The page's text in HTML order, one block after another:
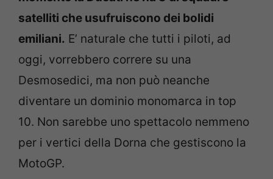
satelliti che usufruiscono dei bolidi
emiliani. E’ naturale che tutti i piloti, ad
oggi, vorrebbero correre su una
Desmosedici, ma non può neanche
diventare un dominio monomarca in top
10. Non sarebbe uno spettacolo nemmeno
per i vertici della Dorna che gestiscono la
MotoGP.